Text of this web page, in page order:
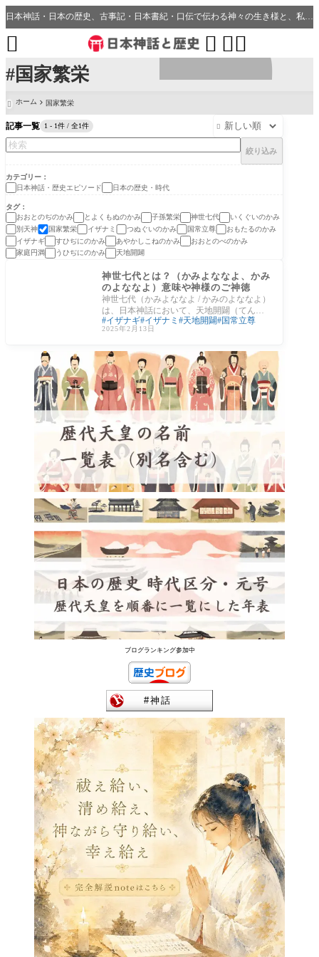
#国家繁栄
日本神話・日本の歴史、古事記・日本書紀・口伝で伝わる神々の生き様と、私たちの分野・生活、開運、神社との繋がり
 

 ホーム 国家繁栄
記事一覧 1 - 1件 / 全1件 
絞り込み
カテゴリー
日本神話・歴史エピソード
日本の歴史・時代
タグ
おおとのぢのかみ
とよくもぬのかみ 子孫繁栄 神世七代
いくぐいのかみ
別天神
国家繁栄 イザナミ つぬぐいのかみ 国常立尊
おもたるのかみ
イザナギ
すひぢにのかみ あやかしこねのかみ
おおとのべのかみ
家庭円満
うひぢにのかみ 天地開闢
日本神話・歴史エピソ
神世七代とは？（かみよななよ、かみ
のよななよ）意味や神様のご神徳
神世七代（かみよななよ / かみのよななよ）
は、日本神話において、天地開闢（てんち
かいびゃく）後に現れた七代の神々を指し
ます
イザナギ イザナミ 天地開闢 国常立尊
2025年2月13日
ブログランキング参加中